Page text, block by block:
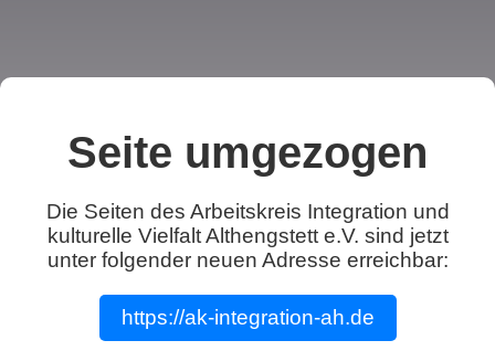
Seite umgezogen
Die Seiten des Arbeitskreis Integration und
kulturelle Vielfalt Althengstett e.V. sind jetzt
unter folgender neuen Adresse erreichbar:
https://ak-integration-ah.de